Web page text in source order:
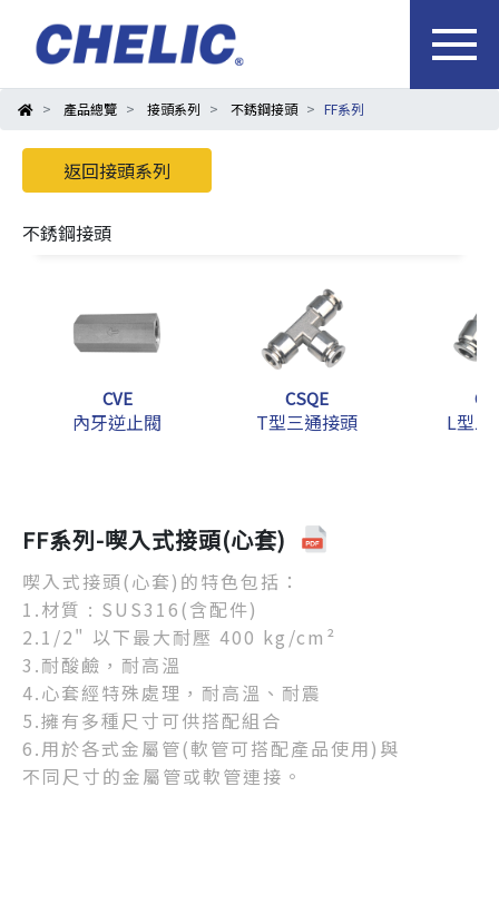
產品總覽 接頭系列 不銹鋼接頭 FF系列
返回接頭系列
不銹鋼接頭
CVE
內牙逆止閥
CSQE
T型三通接頭 L型二
FF系列-喫入式接頭(心套)
喫入式接頭(心套)的特色包括：
1.材質 : SUS316(含配件)
2.1/2" 以下最大耐壓 400 kg/cm²
3.耐酸鹼，耐高溫
4.心套經特殊處理，耐高溫、耐震
5.擁有多種尺寸可供搭配組合
6.用於各式金屬管(軟管可搭配產品使用)與
不同尺寸的金屬管或軟管連接。